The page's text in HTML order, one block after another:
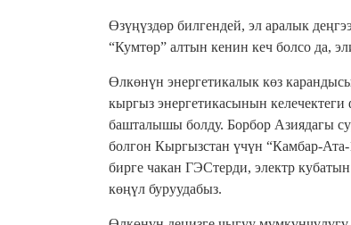
Өзүңүздөр билгендей, эл аралык
“Кумтөр” алтын кенин кеч болсо да,
Өлкөнүн энергетикалык көз
кыргыз энергетикасынын
башталышы болду. Борбор Азиядагы
болгон Кыргызстан үчүн “Камбар-
бирге чакан ГЭСтерди, электр
көңүл буруудабыз.